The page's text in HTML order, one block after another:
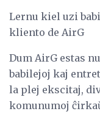
Lernu kiel uzi
kliento de AirG
Dum AirG estas
babilejoj kaj
la plej ekscitaj,
komunumoj